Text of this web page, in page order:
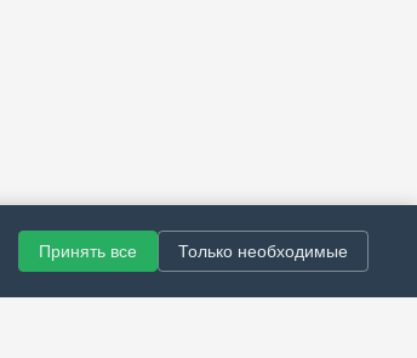
Принять все Только необходимые